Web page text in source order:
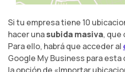
Si tu empresa tiene 10
hacer unasubida masiva, que
Para ello, habrá que acceder al
Google My Business para